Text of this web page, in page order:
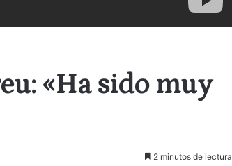
«Ha sido muy
2 minutos de lectura